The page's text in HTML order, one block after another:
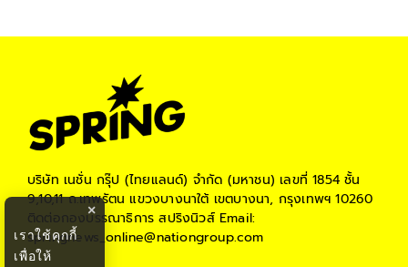
บริษัท เนชั่น กรุ๊ป (ไทยแลนด์) จำกัด (มหาชน) เลขที่ 1854 ชั้น
9,10,11 ถ.เทพรัตน แขวงบางนาใต้ เขตบางนา, กรุงเทพฯ 10260
ติดต่อกองบรรณาธิการ สปริงนิวส์Email:
springnews_online@nationgroup.com
×
เราใช้คุกกี้
เพื่อให้